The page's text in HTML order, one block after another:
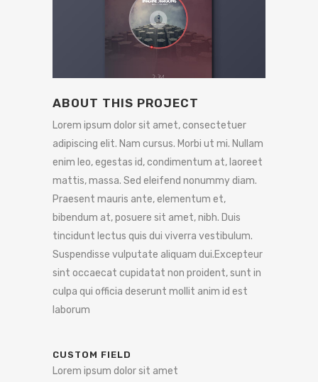
ABOUT THIS PROJECT
Lorem ipsum dolor sit amet, consectetuer
adipiscing elit. Nam cursus. Morbi ut mi. Nullam
enim leo, egestas id, condimentum at, laoreet
mattis, massa. Sed eleifend nonummy diam.
Praesent mauris ante, elementum et,
bibendum at, posuere sit amet, nibh. Duis
tincidunt lectus quis dui viverra vestibulum.
Suspendisse vulputate aliquam dui.Excepteur
sint occaecat cupidatat non proident, sunt in
culpa qui officia deserunt mollit anim id est
laborum
CUSTOM FIELD
Lorem ipsum dolor sit amet